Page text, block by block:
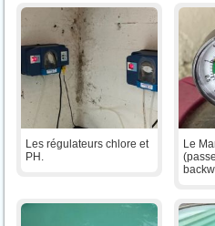
Les régulateurs chlore et
PH.
Le